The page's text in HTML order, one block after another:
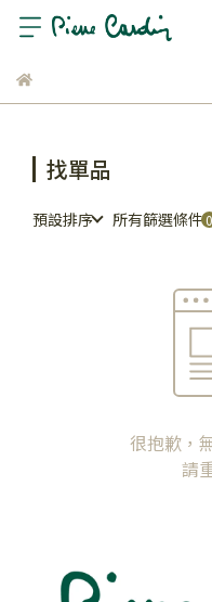
找單品
預設排序 所有篩選條件
很抱歉，
請